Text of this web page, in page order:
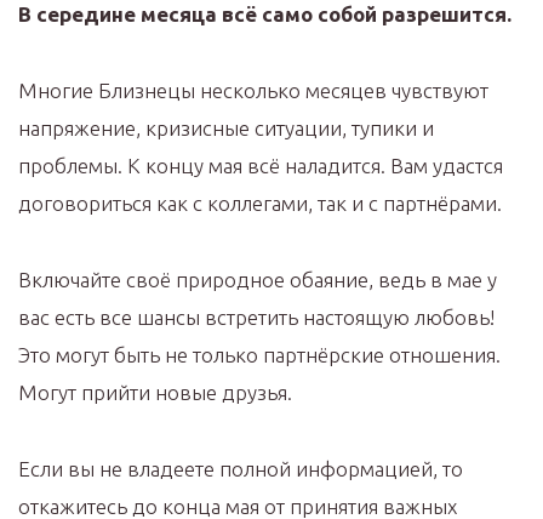
В середине месяца всё само собой разрешится.
Многие Близнецы несколько месяцев чувствуют
напряжение, кризисные ситуации, тупики и
проблемы. К концу мая всё наладится. Вам удастся
договориться как с коллегами, так и с партнёрами.
Включайте своё природное обаяние, ведь в мае у
вас есть все шансы встретить настоящую любовь!
Это могут быть не только партнёрские отношения.
Могут прийти новые друзья.
Если вы не владеете полной информацией, то
откажитесь до конца мая от принятия важных